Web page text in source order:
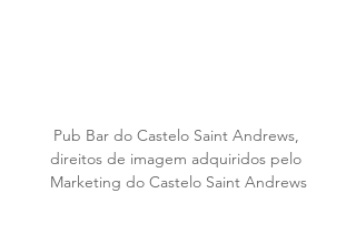
Pub Bar do Castelo Saint Andrews,
direitos de imagem adquiridos pelo
Marketing do Castelo Saint Andrews